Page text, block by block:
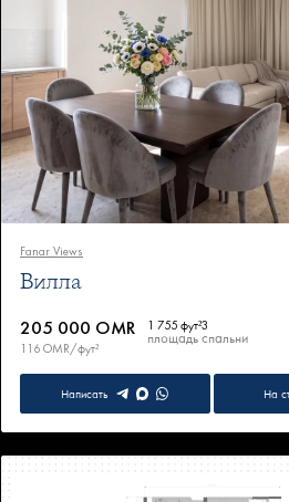
Fanar Views
Вилла
205 000 OMR
116 OMR/фут²
1 755 фут²
площадь
3
спальни
Написать На